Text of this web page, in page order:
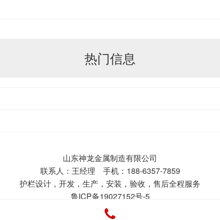
热门信息
山东神龙金属制造有限公司
联系人：王经理 手机：188-6357-7859
护栏设计，开发，生产，安装，验收，售后全程服务
鲁ICP备19027152号-5